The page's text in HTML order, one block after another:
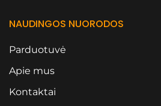
NAUDINGOS NUORODOS
Parduotuvė
Apie mus
Kontaktai